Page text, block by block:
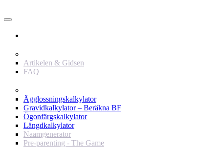
Artikelen & Gidsen
FAQ
Ägglossningskalkylator
Gravidkalkylator – Beräkna BF
Ögonfärgskalkylator
Längdkalkylator
Naamgenerator
Pre-parenting - The Game